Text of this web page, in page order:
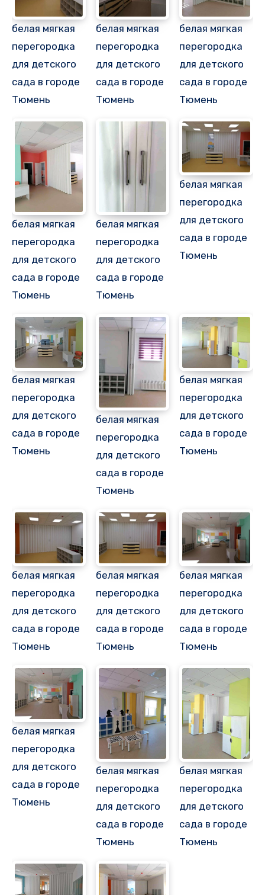
белая мягкая
перегородка
для детского
сада в городе
Тюмень
белая мягкая
перегородка
для детского
сада в городе
Тюмень
белая мягкая
перегородка
для детского
сада в городе
Тюмень
белая мягкая
перегородка
для детского
сада в городе
Тюмень
белая мягкая
перегородка
для детского
сада в городе
Тюмень
белая мягкая
перегородка
для детского
сада в городе
Тюмень
белая мягкая
перегородка
для детского
сада в городе
Тюмень
белая мягкая
перегородка
для детского
сада в городе
Тюмень
белая мягкая
перегородка
для детского
сада в городе
Тюмень
белая мягкая
перегородка
для детского
сада в городе
Тюмень
белая мягкая
перегородка
для детского
сада в городе
Тюмень
белая мягкая
перегородка
для детского
сада в городе
Тюмень
белая мягкая
перегородка
для детского
сада в городе
Тюмень
белая мягкая
перегородка
для детского
сада в городе
Тюмень
белая мягкая
перегородка
для детского
сада в городе
Тюмень